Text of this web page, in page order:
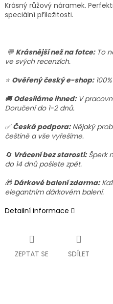
Krásný růžový náramek.
speciální příležitosti.
💬 Krásnější než na fotce:To
ve svých recenzích.
⭐ Ověřený český e-shop:
🚚 Odesíláme ihned:V
Doručení do 1-2 dnů.
✅ Česká podpora:Nějaký
češtině a vše vyřešíme.
🔄 Vrácení bez starostí:Šperk
do 14 dnů pošlete zpět.
🎁 Dárkové balení zdarma:
elegantním dárkovém balení.
Detailní informace
ZEPTAT SE SDÍLET